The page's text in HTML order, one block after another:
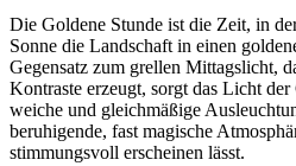
Die Goldene Stunde ist die Zeit, in
Sonne die Landschaft in einen
Gegensatz zum grellen Mittagslicht,
Kontraste erzeugt, sorgt das Licht
weiche und gleichmäßige
beruhigende, fast magische
stimmungsvoll erscheinen lässt.